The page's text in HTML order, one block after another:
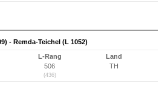
- Remda-Teichel (L 1052)
L-Rang
506
(436)
Land
TH